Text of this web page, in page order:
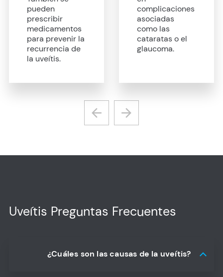
pueden
prescribir
medicamentos
para prevenir la
recurrencia de
la uveítis.
complicaciones
asociadas
como las
cataratas o el
glaucoma.
Uveítis Preguntas Frecuentes
¿Cuáles son las causas de la uveítis?